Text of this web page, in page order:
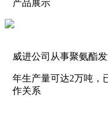
产品展示
威进公司从事聚氨酯
年生产量可达2万吨，
作关系